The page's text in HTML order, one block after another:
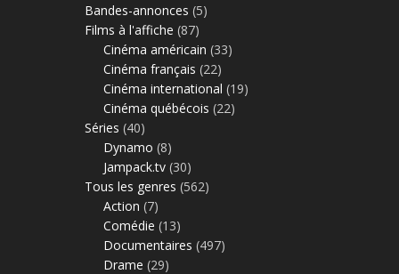
Bandes-annonces (5)
Films à l'affiche (87)
Cinéma américain (33)
Cinéma français (22)
Cinéma international (19)
Cinéma québécois (22)
Séries (40)
Dynamo (8)
Jampack.tv (30)
Tous les genres (562)
Action (7)
Comédie (13)
Documentaires (497)
Drame (29)